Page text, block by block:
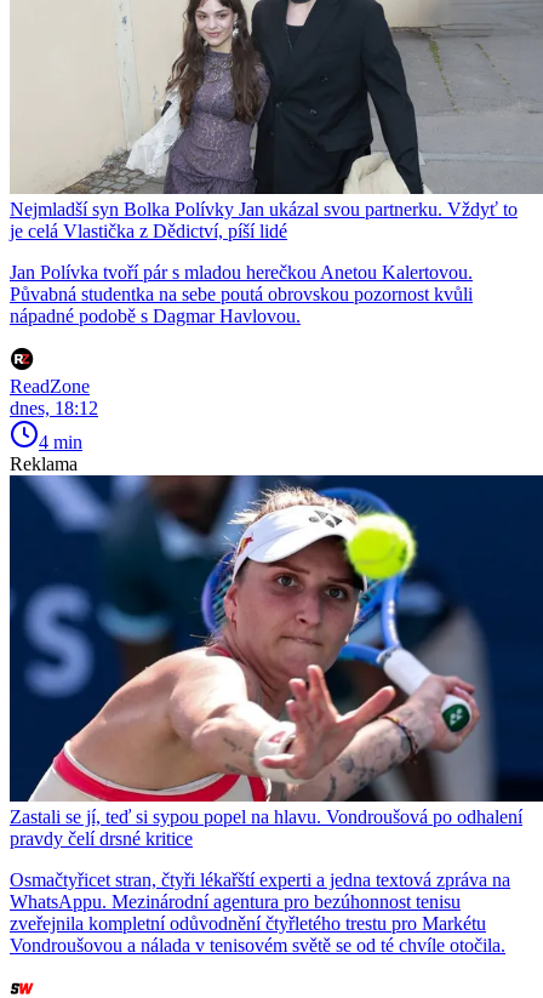
Nejmladší syn Bolka Polívky Jan ukázal svou partnerku. Vždyť to
je celá Vlastička z Dědictví, píší lidé
Jan Polívka tvoří pár s mladou herečkou Anetou Kalertovou.
Půvabná studentka na sebe poutá obrovskou pozornost kvůli
nápadné podobě s Dagmar Havlovou.
ReadZone
dnes, 18:12
4 min
Reklama
Zastali se jí, teď si sypou popel na hlavu. Vondroušová po odhalení
pravdy čelí drsné kritice
Osmačtyřicet stran, čtyři lékařští experti a jedna textová zpráva na
WhatsAppu. Mezinárodní agentura pro bezúhonnost tenisu
zveřejnila kompletní odůvodnění čtyřletého trestu pro Markétu
Vondroušovou a nálada v tenisovém světě se od té chvíle otočila.